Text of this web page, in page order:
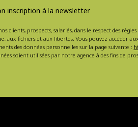
inscription à la newsletter
clients, prospects, salariés, dans le respect des
aux fichiers et aux libertés. Vous pouvez accéder
des données personnelles sur la page suivante :
soient utilisées par notre agence à des fins de